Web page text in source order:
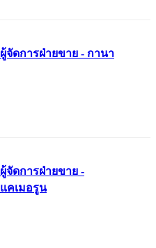
ผู้จัดการฝ่ายขาย - กานา
ผู้จัดการฝ่ายขาย -
แคเมอรูน